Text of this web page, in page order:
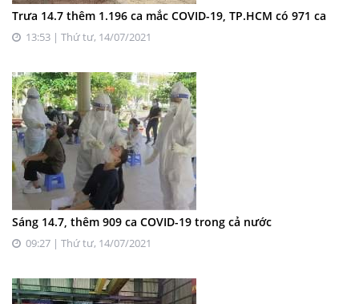
Trưa 14.7 thêm 1.196 ca mắc COVID-19, TP.HCM có 971 ca
13:53 | Thứ tư, 14/07/2021
Sáng 14.7, thêm 909 ca COVID-19 trong cả nước
09:27 | Thứ tư, 14/07/2021